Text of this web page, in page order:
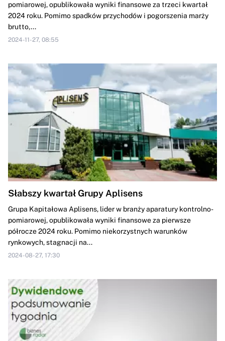
pomiarowej, opublikowała wyniki finansowe za trzeci kwartał
2024 roku. Pomimo spadków przychodów i pogorszenia marży
brutto,...
2024-11-27, 08:55
Słabszy kwartał Grupy Aplisens
Grupa Kapitałowa Aplisens, lider w branży aparatury kontrolno-
pomiarowej, opublikowała wyniki finansowe za pierwsze
półrocze 2024 roku. Pomimo niekorzystnych warunków
rynkowych, stagnacji na...
2024-08-27, 17:30